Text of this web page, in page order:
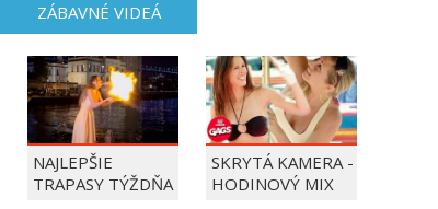
ZÁBAVNÉ VIDEÁ
NAJLEPŠIE
TRAPASY TÝŽDŇA
SKRYTÁ KAMERA -
HODINOVÝ MIX